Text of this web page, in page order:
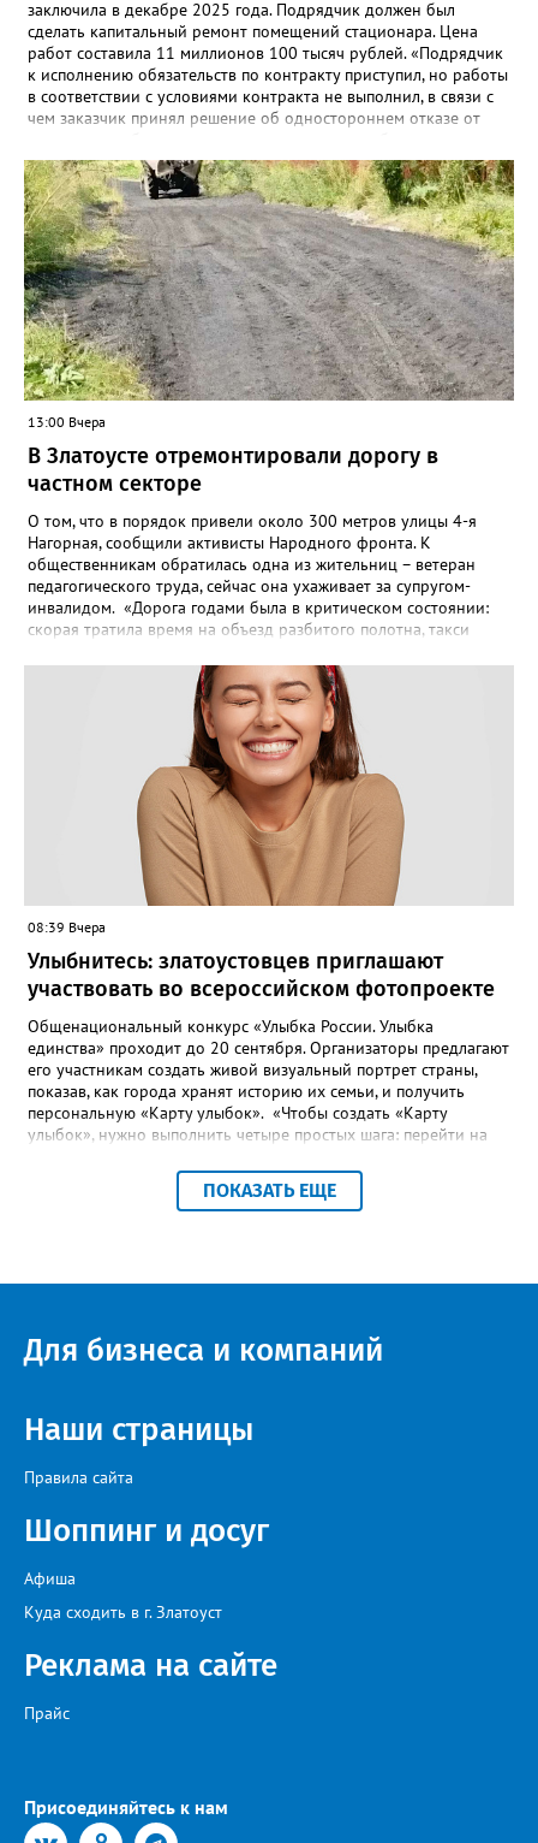
заключила в декабре 2025 года. Подрядчик должен был
сделать капитальный ремонт помещений стационара. Цена
работ составила 11 миллионов 100 тысяч рублей. «Подрядчик
к исполнению обязательств по контракту приступил, но работы
в соответствии с условиями контракта не выполнил, в связи с
чем заказчик принял решение об одностороннем отказе от
Челябинском УФАС. Антимонопольная служба приняла
решение включить ООО «ПИАЛ» в реестр недобросовестных
поставщиков. В чёрном списке уфимский подрядчик будет два
года.
13:00 Вчера
В Златоусте отремонтировали дорогу в
частном секторе
О том, что в порядок привели около 300 метров улицы 4-я
Нагорная, сообщили активисты Народного фронта. К
общественникам обратилась одна из жительниц – ветеран
педагогического труда, сейчас она ухаживает за супругом-
инвалидом. «Дорога годами была в критическом состоянии:
скорая тратила время на объезд разбитого полотна, такси
однажды реанимация не смогла добраться до больного.
Жители писали в администрацию города и другие инстанции,
пытались ремонтировать дорогу своими силами – всё тщетно»,
– рассказали в ОНФ. Общественники подчеркнули: именно
они добились, чтобы участок разровняли и отсыпали. Для
этого потребовалось обратиться в мэрию Златоуста.
08:39 Вчера
Улыбнитесь: златоустовцев приглашают
участвовать во всероссийском фотопроекте
Общенациональный конкурс «Улыбка России. Улыбка
единства» проходит до 20 сентября. Организаторы предлагают
его участникам создать живой визуальный портрет страны,
показав, как города хранят историю их семьи, и получить
персональную «Карту улыбок». «Чтобы создать «Карту
улыбок», нужно выполнить четыре простых шага: перейти на
улыбок»; загрузить фотографию с улыбкой – подойдёт портрет
одного человека, пары, семьи или нескольких поколений в
из них, указать контакты и подтвердить согласие с правилами
визуального архива проекта. 20 участников обещают
пригласить на итоговую фотосессию в Москве. Персональную
опубликовать в социальных сетях, отмечают в оргкомитете,
получат все, кто улыбнулся.
ПОКАЗАТЬ ЕЩЕ
Для бизнеса и компаний
Наши страницы
Правила сайта
Шоппинг и досуг
Афиша
Куда сходить в г. Златоуст
Реклама на сайте
Прайс
Присоединяйтесь к нам